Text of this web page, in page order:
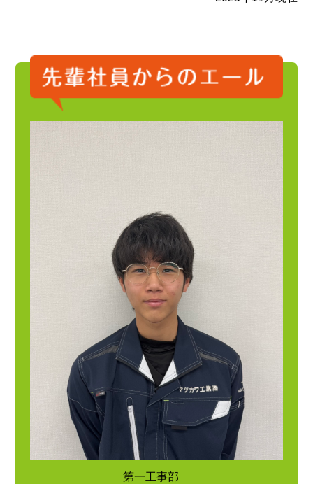
第一工事部